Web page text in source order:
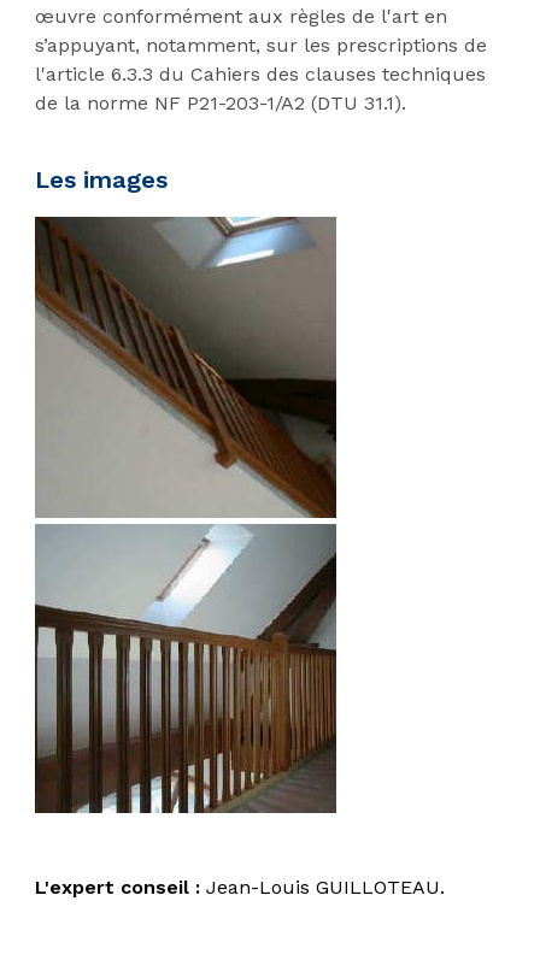
œuvre conformément aux règles de l'art en
s’appuyant, notamment, sur les prescriptions de
l'article 6.3.3 du Cahiers des clauses techniques
de la norme NF P21-203-1/A2 (DTU 31.1).
Les images
L'expert conseil : Jean-Louis GUILLOTEAU.